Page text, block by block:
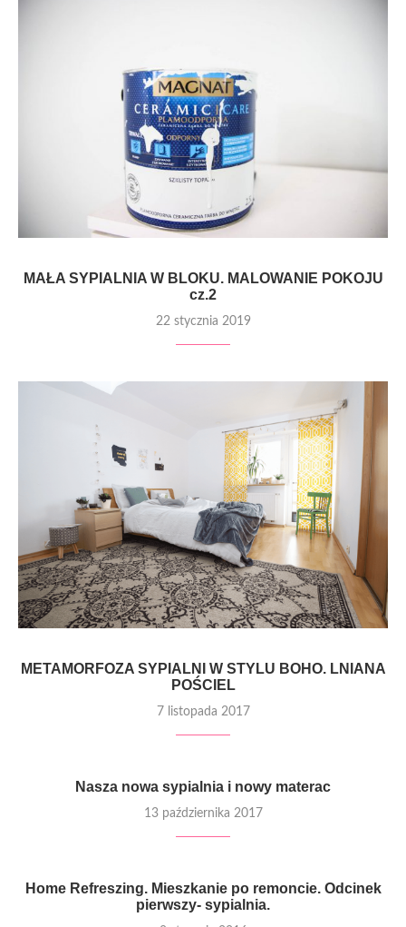
MAŁA SYPIALNIA W BLOKU. MALOWANIE POKOJU
cz.2
22 stycznia 2019
METAMORFOZA SYPIALNI W STYLU BOHO. LNIANA
POŚCIEL
7 listopada 2017
Nasza nowa sypialnia i nowy materac
13 października 2017
Home Refreszing. Mieszkanie po remoncie. Odcinek
pierwszy- sypialnia.